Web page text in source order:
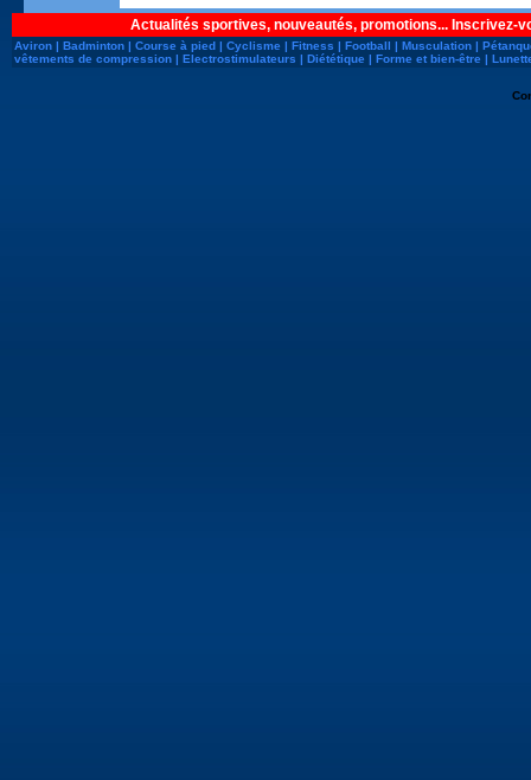
Actualités sportives, nouveautés, promotions... Inscrivez-
Aviron | Badminton | Course à pied | Cyclisme | Fitness | Football | Musculation |
vêtements de compression | Electrostimulateurs | Diététique | Forme et bien-être |